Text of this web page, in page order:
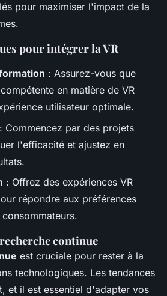
pour maximiser l'impact de la
pour intégrer la VR
: Assurez-vous que
en matière de VR
utilisateur optimale.
: Commencez par des projets
l'efficacité et ajustez en
: Offrez des expériences VR
répondre aux préférences
continue
est cruciale pour rester à la
technologiques. Les tendances
et il est essentiel d'adapter vos